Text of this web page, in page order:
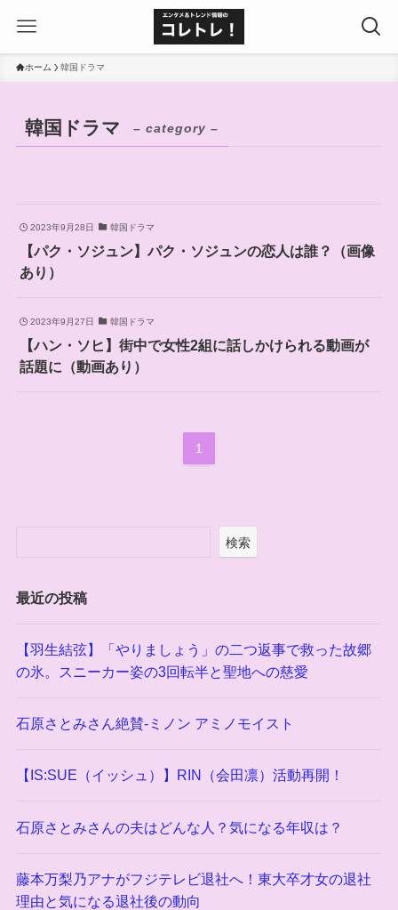
ホーム 韓国ドラマ
韓国ドラマ – category –
2023年9月28日 韓国ドラマ
【パク・ソジュン】パク・ソジュンの恋人は誰？（画像
あり）
2023年9月27日 韓国ドラマ
【ハン・ソヒ】街中で女性2組に話しかけられる動画が
話題に（動画あり）
1
検索
最近の投稿
【羽生結弦】「やりましょう」の二つ返事で救った故郷
の氷。スニーカー姿の3回転半と聖地への慈愛
石原さとみさん絶賛-ミノン アミノモイスト
【IS:SUE（イッシュ）】RIN（会田凛）活動再開！
石原さとみさんの夫はどんな人？気になる年収は？
藤本万梨乃アナがフジテレビ退社へ！東大卒才女の退社
理由と気になる退社後の動向